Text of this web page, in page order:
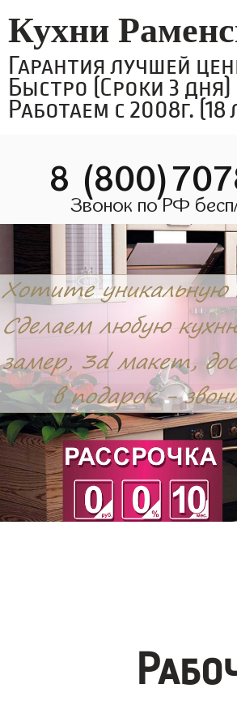
Кухни
Гарантия лучшей
Быстро (Сроки 3 дня)
Работаем с 2008г. (18
8
Звонок по РФ